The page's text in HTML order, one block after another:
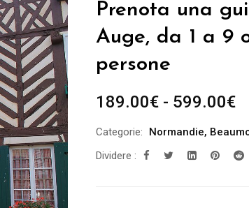
Prenota una
Auge, da 1 a 9
persone
189.00€ - 599.00€
da
Categorie: Normandie,
Dividere :